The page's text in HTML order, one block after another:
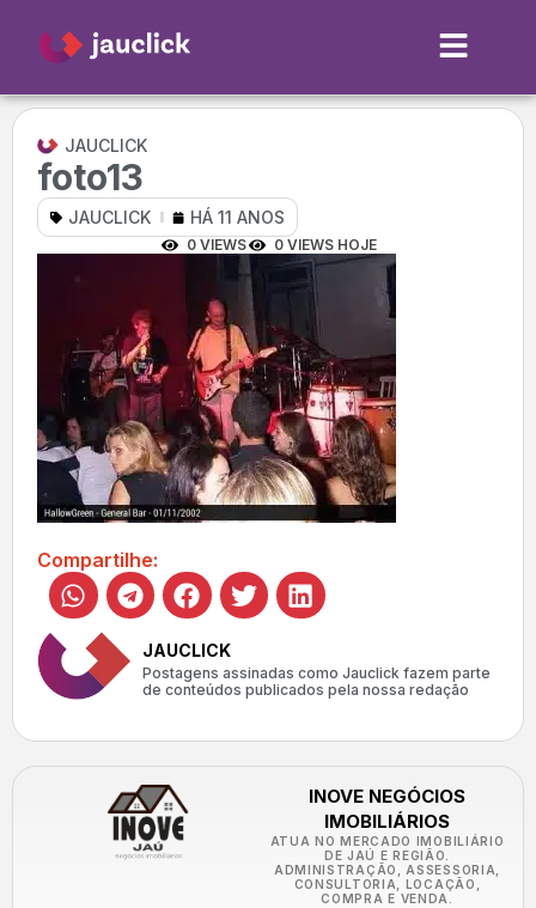
JAUCLICK
foto13
JAUCLICK HÁ 11 ANOS
0 VIEWS 0 VIEWS HOJE
Compartilhe:
JAUCLICK
Postagens assinadas como Jauclick fazem parte
de conteúdos publicados pela nossa redação
INOVE NEGÓCIOS
IMOBILIÁRIOS
ATUA NO MERCADO IMOBILIÁRIO
DE JAÚ E REGIÃO.
ADMINISTRAÇÃO, ASSESSORIA,
CONSULTORIA, LOCAÇÃO,
COMPRA E VENDA.